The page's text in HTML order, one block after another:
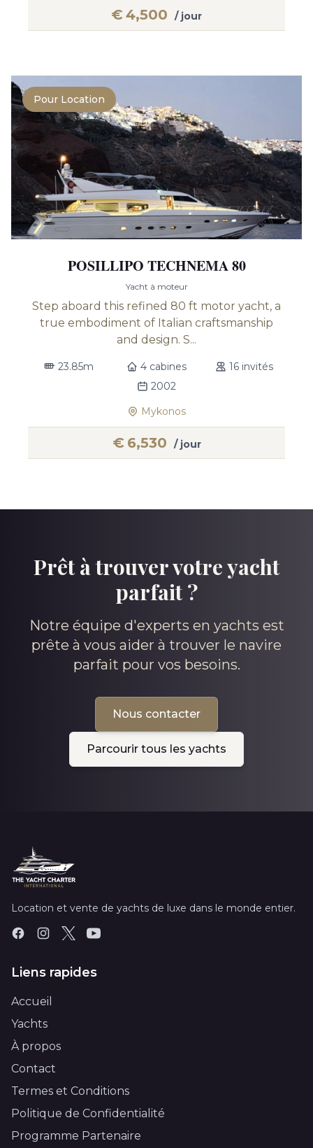
€4,500 / jour
Pour Location
POSILLIPO TECHNEMA 80
Yacht à moteur
Step aboard this refined 80 ft motor yacht, a
true embodiment of Italian craftsmanship
and design. S...
23.85m 4 cabines
16 invités
2002
Mykonos
€ 6,530 / jour
Prêt à trouver votre yacht
parfait ?
Notre équipe d'experts en yachts est
prête à vous aider à trouver le navire
parfait pour vos besoins.
Nous contacter
Parcourir tous les yachts
Location et vente de yachts de luxe dans le monde entier.
Liens rapides
Accueil
Yachts
À propos
Contact
Termes et Conditions
Politique de Confidentialité
Programme Partenaire